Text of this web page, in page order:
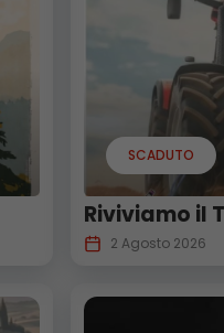
SCADUTO
Riviviamo il
2 Agosto 2026